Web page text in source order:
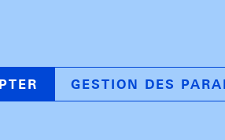
GESTION DES